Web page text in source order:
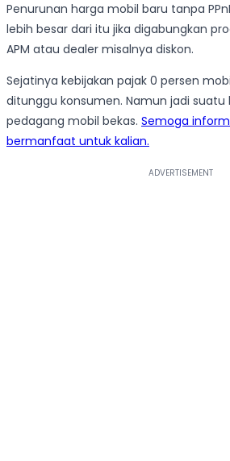
Penurunan harga mobil baru tanpa
lebih besar dari itu jika digabungkan
APM atau dealer misalnya diskon.
Sejatinya kebijakan pajak 0 persen
ditunggu konsumen. Namun jadi suatu
pedagang mobil bekas. Semoga
bermanfaat untuk kalian.